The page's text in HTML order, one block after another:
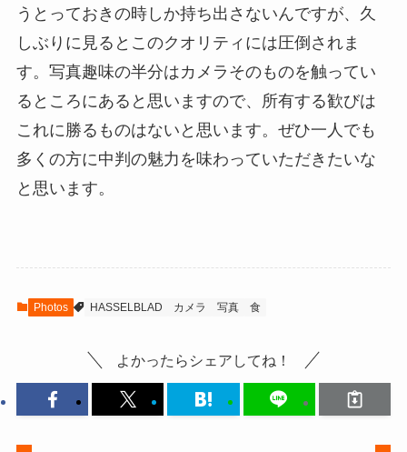
うとっておきの時しか持ち出さないんですが、久
しぶりに見るとこのクオリティには圧倒されま
す。写真趣味の半分はカメラそのものを触ってい
るところにあると思いますので、所有する歓びは
これに勝るものはないと思います。ぜひ一人でも
多くの方に中判の魅力を味わっていただきたいな
と思います。
Photos HASSELBLAD カメラ 写真 食
よかったらシェアしてね！